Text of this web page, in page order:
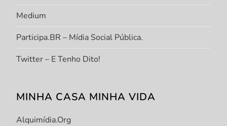
Medium
Participa.BR – Mídia Social Pública.
Twitter – E Tenho Dito!
MINHA CASA MINHA VIDA
Alquimídia.org